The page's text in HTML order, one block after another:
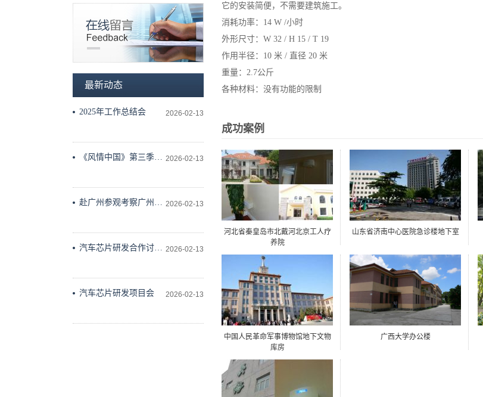
最新动态
2025年工作总结会 2026-02-13
《风情中国》第三季工
出版社会议室举行
2026-02-13
赴广州参观考察广州维 2026-02-13
汽车芯片研发合作讨论 2026-02-13
汽车芯片研发项目会 2026-02-13
它的安装简便，不需要建筑施工。
消耗功率：14 W /小时
外形尺寸：W 32 / H 15 / T 19
作用半径：10 米 / 直径 20 米
重量：2.7公斤
各种材料：没有功能的限制
成功案例
河北省秦皇岛市北戴河北京工人疗
养院
山东省济南中心医院急诊楼地下室
中国人民革命军事博物馆地下文物
库房
广西大学办公楼